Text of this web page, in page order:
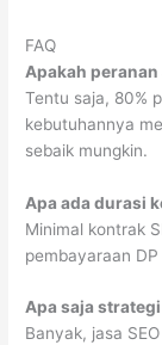
FAQ
Apakah
Tentu saja, 80%
kebutuhannya
sebaik mungkin.
Apa ada durasi
Minimal kontrak
pembayaraan
Apa saja
Banyak, jasa